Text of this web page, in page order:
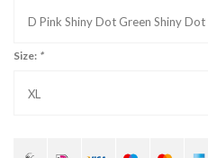
D Pink Shiny Dot Green Shiny Dot
Size: *
XL